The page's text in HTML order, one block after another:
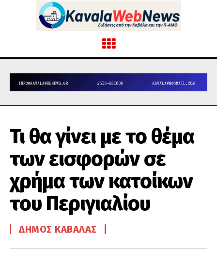
Τι θα γίνει με το θέμα
των εισφορών σε
χρήμα των κατοίκων
του Περιγιαλίου
ΔΉΜΟΣ ΚΑΒΆΛΑΣ